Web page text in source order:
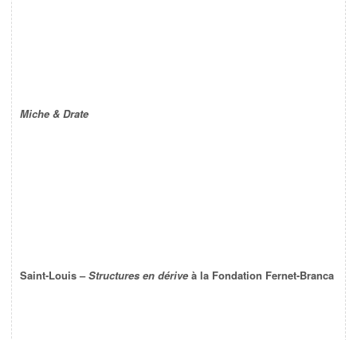
Miche & Drate
Saint-Louis –Structures en dérive à la Fondation Fernet-Branca